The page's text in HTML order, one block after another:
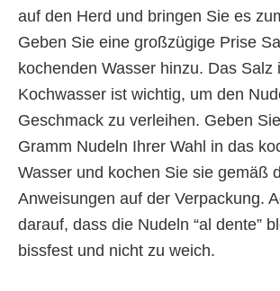
auf den Herd und bringen Sie es
Geben Sie eine großzügige Prise
kochenden Wasser hinzu. Das Salz
Kochwasser ist wichtig, um den
Geschmack zu verleihen. Geben
Gramm Nudeln Ihrer Wahl in das
Wasser und kochen Sie sie gemäß
Anweisungen auf der Verpackung.
darauf, dass die Nudeln “al dente”
bissfest und nicht zu weich.